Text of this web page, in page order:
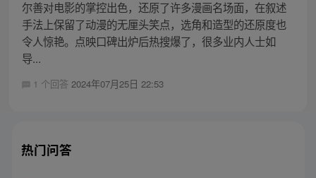
尔善对电影的掌控出色，还原了许多漫画名场面，在叙述
手法上保留了动漫的无厘头笑点，选角和造型的还原度也
令人惊艳。点映口碑出炉后热搜爆了，很多业内人士如
导...
1 个回答 2024年07月25日 22:53
热门问答